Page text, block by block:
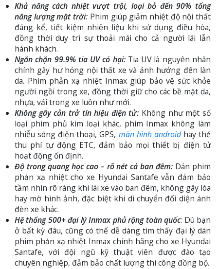
Khả năng cách nhiệt vượt trội, loại bỏ đến 90% tổng
năng lượng mặt trời: Phim giúp giảm nhiệt độ nội thất
đáng kể, tiết kiệm nhiên liệu khi sử dụng điều hòa,
đồng thời duy trì sự thoải mái cho cả người lái lẫn
hành khách.
Ngăn chặn 99.9% tia UV có hại:Tia UV là nguyên nhân
chính gây hư hỏng nội thất xe và ảnh hưởng đến làn
da. Phim phản xạ nhiệt Inmax giúp bảo vệ sức khỏe
người ngồi trong xe, đồng thời giữ cho các bề mặt da,
nhựa, vải trong xe luôn như mới.
Không gây cản trở tín hiệu điện tử: Không như một số
loại phim phủ kim loại khác, phim Inmax không làm
nhiễu sóng điện thoại, GPS, màn hình androidhay thẻ
thu phí tự động ETC, đảm bảo mọi thiết bị điện tử
hoạt động ổn định.
Độ trong quang học cao – rõ nét cả ban đêm: Dán phim
phản xạ nhiệt cho xe Hyundai Santafe vẫn đảm bảo
tầm nhìn rõ ràng khi lái xe vào ban đêm, không gây lóa
hay mờ hình ảnh, đặc biệt khi di chuyển đối diện ánh
đèn xe khác.
Hệ thống 500+ đại lý Inmax phủ rộng toàn quốc: Dù bạn
ở bất kỳ đâu, cũng có thể dễ dàng tìm thấy đại lý dán
phim phản xạ nhiệt Inmax chính hãng cho xe Hyundai
Santafe, với đội ngũ kỹ thuật viên được đào tạo
chuyên nghiệp, đảm bảo chất lượng thi công đồng bộ.